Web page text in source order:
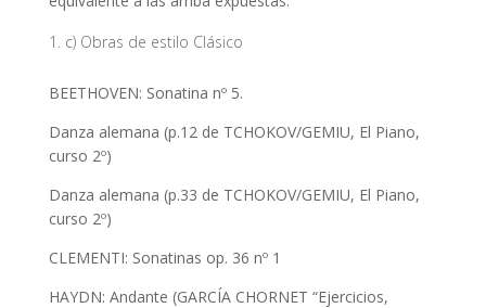
c) Obras de estilo Clásico
BEETHOVEN: Sonatina nº 5.
Danza alemana (p.12 de TCHOKOV/GEMIU, El Piano,
curso 2º)
Danza alemana (p.33 de TCHOKOV/GEMIU, El Piano,
curso 2º)
CLEMENTI: Sonatinas op. 36 nº 1
HAYDN: Andante (GARCÍA CHORNET “Ejercicios,